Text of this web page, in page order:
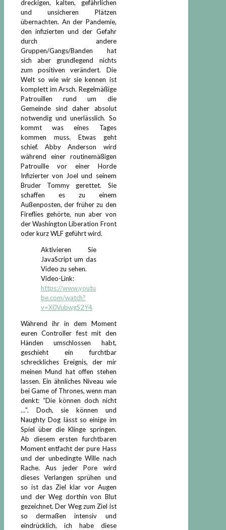
dreckigen, kalten, gefährlichen
und unsicheren Plätzen
übernachten. An der Pandemie,
den infizierten und der Gefahr
durch andere
Gruppen/Gangs/Banden hat
sich aber grundlegend nichts
zum positiven verändert. Die
Welt so wie wir sie kennen ist
komplett im Arsch. Regelmäßige
Patrouillen rund um die
Gemeinde sind daher absolut
notwendig und unerlässlich. So
kommt was eines Tages
kommen muss. Etwas geht
schief. Abby Anderson wird
während einer routinemäßigen
Patrouille vor einer Horde
Infizierter von Joel und seinem
Bruder Tommy gerettet. Sie
schaffen es zu einem
Außenposten, der früher zu den
Fireflies gehörte, nun aber von
der Washington Liberation Front
oder kurz WLF geführt wird.
Aktivieren Sie
JavaScript um das
Video zu sehen.
Video-Link:
https://www.youtu
be.com/watch?
v=X0VubwgS2Y4
Während ihr in dem Moment
euren Controller fest mit den
Händen umschlossen habt,
geschieht ein furchtbar
schreckliches Ereignis, der mir
meinen Mund hat offen stehen
lassen. Ein ähnliches Niveau wie
bei Game of Thrones, wenn man
denkt: “Die können doch nicht
…”. Doch, sie können und
Naughty Dog lässt so einige im
Spiel über die Klinge springen.
Ab diesem ersten furchtbaren
Moment entfacht der pure Hass
und der unbedingte Wille nach
Rache. Aus jeder Pore wird
dieses Verlangen sprühen und
so ist das Ziel klar vor Augen
und der Weg dorthin von Blut
gezeichnet. Der Weg zum Ziel ist
so dermaßen intensiv und
eindrücklich, ich habe diese